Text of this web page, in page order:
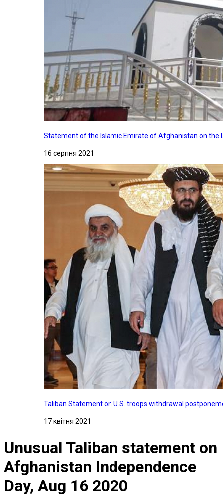
Statement of the Islamic Emirate of Afghanistan on
16 серпня 2021
Taliban Statement on U.S. troops withdrawal
17 квітня 2021
Unusual Taliban statement on
Afghanistan Independence
Day, Aug 16 2020